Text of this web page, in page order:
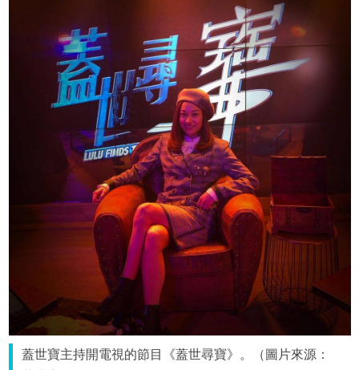
蓋世寶主持開電視的節目《蓋世尋寶》。（圖片來源：